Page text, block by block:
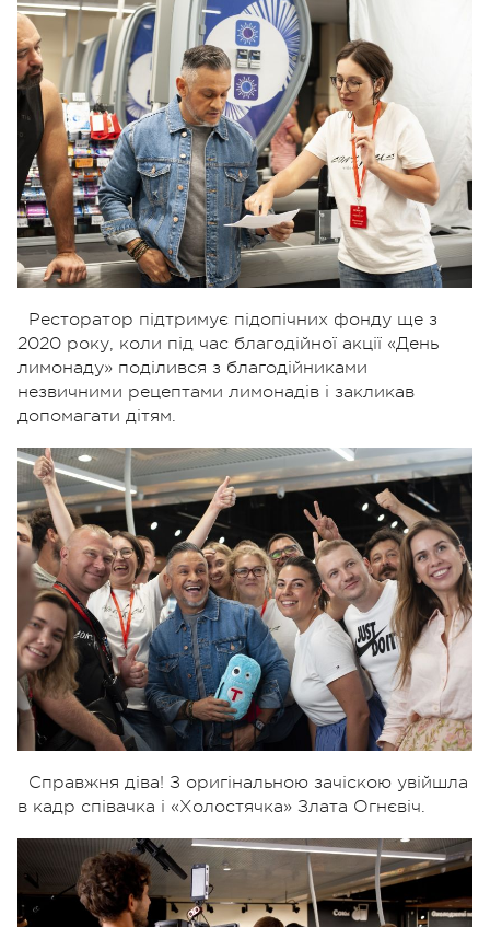
Ресторатор підтримує підопічних фонду ще з
2020 року, коли під час благодійної акції «День
лимонаду» поділився з благодійниками
незвичними рецептами лимонадів і закликав
допомагати дітям.
Справжня діва! З оригінальною зачіскою увійшла
в кадр співачка і «Холостячка» Злата Огнєвіч.